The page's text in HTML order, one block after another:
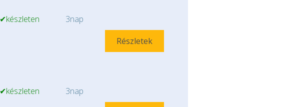
✔készleten
3nap
Részletek
✔készleten
3nap